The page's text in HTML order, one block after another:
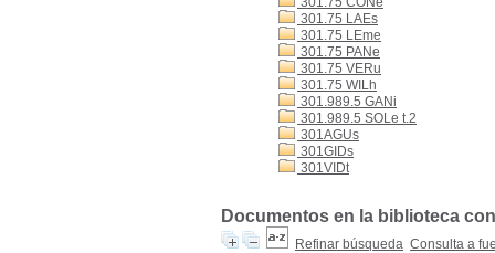
301.75 LAEs
301.75 LEme
301.75 PANe
301.75 VERu
301.75 WILh
301.989.5 GANi
301.989.5 SOLe t.2
301AGUs
301GIDs
301VIDt
Documentos en la biblioteca
Refinar búsqueda Consulta a